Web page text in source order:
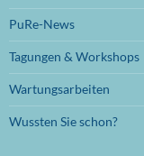
PuRe-News
Tagungen & Workshops
Wartungsarbeiten
Wussten Sie schon?